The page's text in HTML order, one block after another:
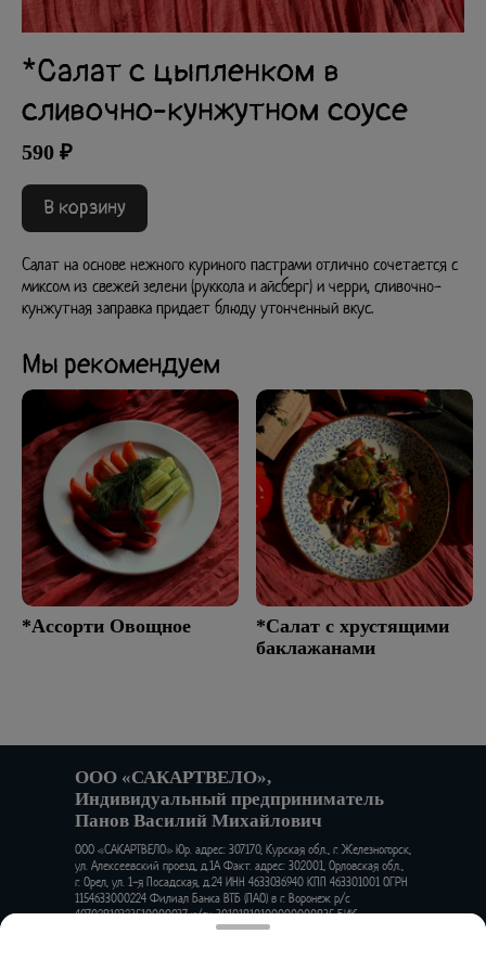
*Салат с цыпленком в
сливочно-кунжутном соусе
590 ₽
В корзину
Салат на основе нежного куриного пастрами отлично сочетается с
миксом из свежей зелени (руккола и айсберг) и черри, сливочно-
кунжутная заправка придает блюду утонченный вкус.
Мы рекомендуем
*Ассорти Овощное
*Салат с хрустящими
баклажанами
ООО «САКАРТВЕЛО»,
Индивидуальный предприниматель
Панов Василий Михайлович
ООО «САКАРТВЕЛО» Юр. адрес: 307170, Курская обл., г. Железногорск,
ул. Алексеевский проезд, д.1А Факт. адрес: 302001, Орловская обл.,
г. Орел, ул. 1-я Посадская, д.24 ИНН 4633036940 КПП 463301001 ОГРН
1154633000224 Филиал Банка ВТБ (ПАО) в г. Воронеж р/с
40702810323510000037 к/сч 30101810100000000835 БИК